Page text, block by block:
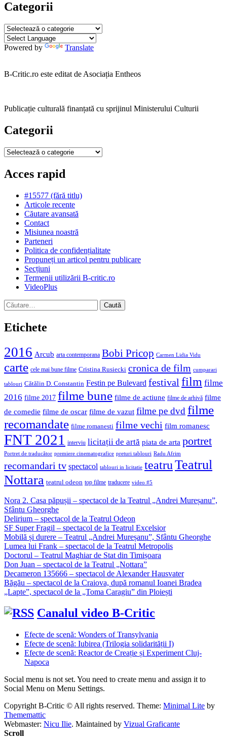
Categorii
Categorii
Powered by Translate
B-Critic.ro este editat de Asociația Entheos
Publicație culturală finanțată cu sprijinul Ministerului Culturii
Categorii
Categorii
Acces rapid
#15577 (fără titlu)
Articole recente
Căutare avansată
Contact
Misiunea noastră
Parteneri
Politica de confidențialitate
Propuneți un articol pentru publicare
Secțiuni
Termenii utilizării B-critic.ro
VideoPlus
Caută
după:
Etichete
2016 Arcub arta contemporana Bobi Pricop Carmen Lidia Vidu
carte cele mai bune filme Cristina Rusiecki cronica de film cumparari
tablouri Cătălin D. Constantin Festin pe Bulevard festival film filme
2016 filme 2017 filme bune filme de actiune filme de arhivă filme
de comedie filme de oscar filme de vazut filme pe dvd filme
recomandate filme romanesti filme vechi film romanesc
FNT 2021 interviu licitații de artă piata de arta portret
Portret de traducător premiere cinematografice preturi tablouri Radu Afrim
recomandari tv spectacol tablouri in licitatie teatruTeatrul
Nottara teatrul odeon top filme traducere video #5
Nora 2. Casa păpușii – spectacol de la Teatrul „Andrei Mureșanu”,
Sfântu Gheorghe
Delirium – spectacol de la Teatrul Odeon
SF Super Fragil – spectacol de la Teatrul Excelsior
Mobilă și durere – Teatrul „Andrei Mureșanu”, Sfântu Gheorghe
Lumea lui Frank – spectacol de la Teatrul Metropolis
Doctorul – Teatrul Maghiar de Stat din Timișoara
Don Juan – spectacol de la Teatrul „Nottara”
Decameron 135666 – spectacol de Alexander Hausvater
Băgău – spectacol de la Craiova, după romanul Ioanei Bradea
„Lapte”, spectacol de la „Toma Caragiu” din Ploiești
Canalul video B-Critic
Efecte de scenă: Wonders of Transylvania
Efecte de scenă: Iubirea (Trilogia solidarității I)
Efecte de scenă: Reactor de Creație și Experiment Cluj-
Napoca
Social menu is not set. You need to create menu and assign it to
Social Menu on Menu Settings.
Copyright B-Critic © All rights reserved. Theme: Minimal Lite by
Thememattic
Webmaster: Nicu Ilie. Maintained by Vizual Graficante
Scroll